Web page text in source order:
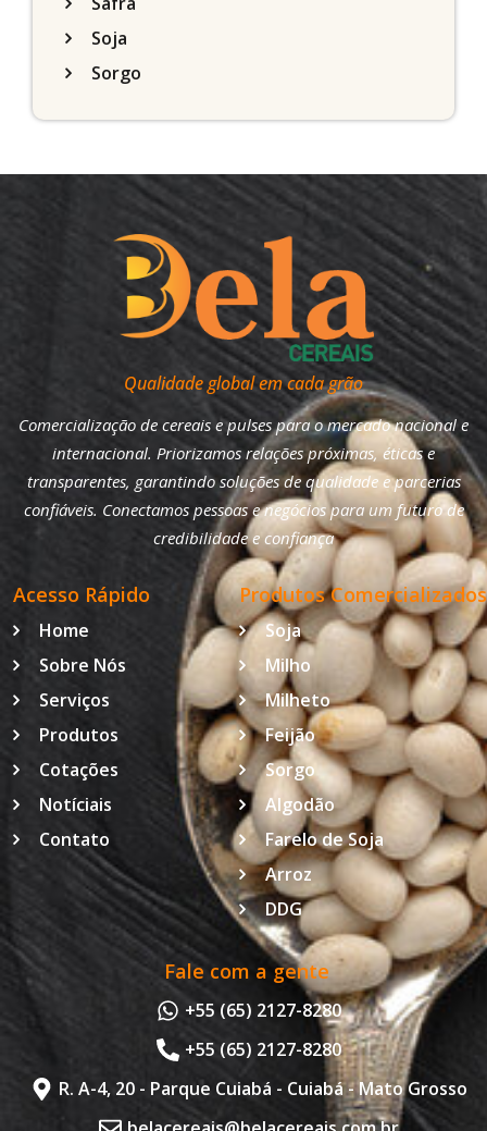
Soja
Sorgo
Qualidade global em cada grão
Comercialização de cereais e pulses para o mercado nacional e
internacional. Priorizamos relações próximas, éticas e
transparentes, garantindo soluções de qualidade e parcerias
confiáveis. Conectamos pessoas e negócios para um futuro de
credibilidade e confiança
Acesso Rápido
Home
Sobre Nós
Serviços
Produtos
Cotações
Notíciais
Contato
Produtos Comercializados
Soja
Milho
Milheto
Feijão
Sorgo
Algodão
Farelo de Soja
Arroz
DDG
Fale com a gente
+55 (65) 2127-8280
+55 (65) 2127-8280
R. A-4, 20 - Parque Cuiabá - Cuiabá - Mato Grosso